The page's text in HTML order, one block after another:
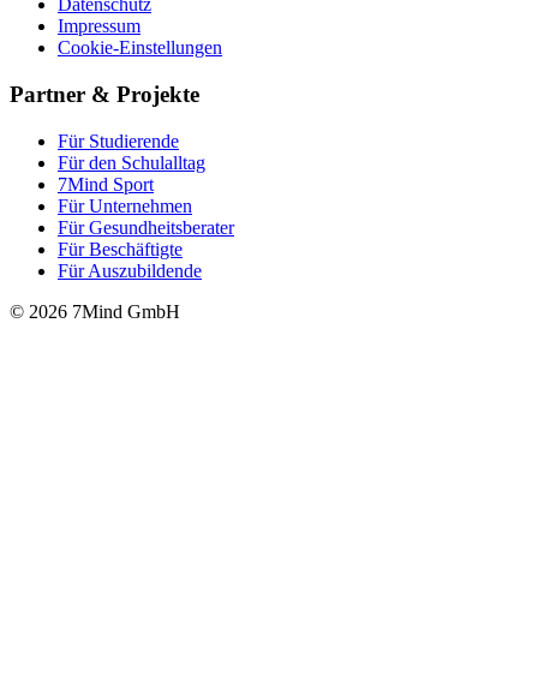
Datenschutz
Impressum
Cookie-Einstellungen
Partner & Projekte
Für Stu­die­rende
Für den Schulalltag
7Mind Sport
Für Unter­neh­men
Für Gesund­heits­be­ra­ter
Für Beschäftigte
Für Auszubildende
© 2026 7Mind GmbH